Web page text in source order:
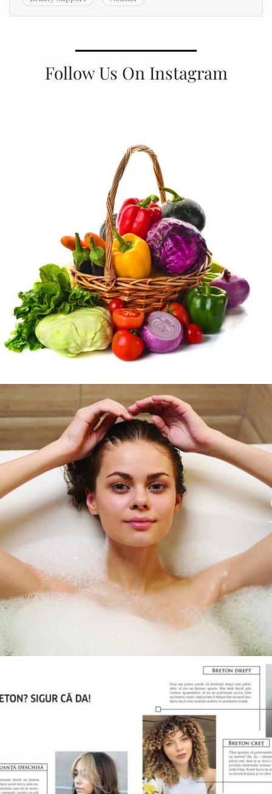
Follow Us On Instagram